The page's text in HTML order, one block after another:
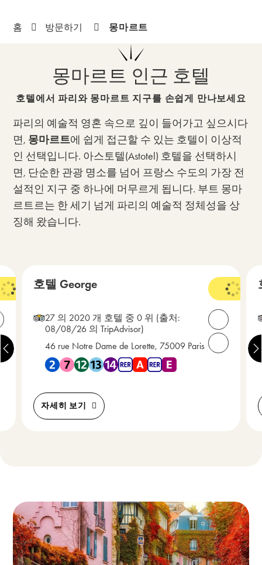
홈 방문하기 몽마르트
몽마르트 인근 호텔
호텔에서 파리와 몽마르트 지구를 손쉽게 만나보세요
파리의 예술적 영혼 속으로 깊이 들어가고 싶으시다
면, 몽마르트에 쉽게 접근할 수 있는 호텔이 이상적
인 선택입니다. 아스토텔(Astotel) 호텔을 선택하시
면, 단순한 관광 명소를 넘어 프랑스 수도의 가장 전
설적인 지구 중 하나에 머무르게 됩니다. 부트 몽마
르트르는 한 세기 넘게 파리의 예술적 정체성을 상
징해 왔습니다.
철 14 , RER A , RER E 근처에 있음
락처 열기
화해 주세요: +33(0) 1 40 40 71 71
호텔 George
27 의 2020 개 호텔 중 0 위 (출처:
08/08/26 의 TripAdvisor)
46 rue Notre Dame de Lorette, 75009 Paris
지하철 2 , 지하철 7 , 지하철 12 , 지하철 13 , 지하철 14
연락처 열
전화해
자세히 보기